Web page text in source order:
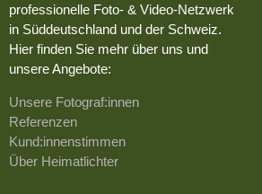
professionelle Foto- & Video-Netzwerk
in Süddeutschland und der Schweiz.
Hier finden Sie mehr über uns und
unsere Angebote:
Unsere Fotograf:innen
Referenzen
Kund:innenstimmen
Über Heimatlichter